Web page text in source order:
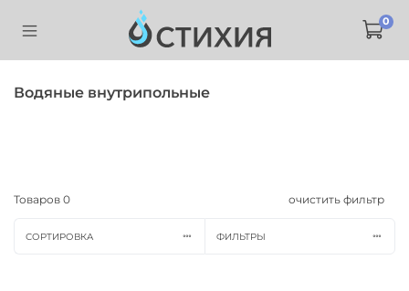
0
Водяные внутрипольные
Товаров 0 очистить фильтр
СОРТИРОВКА ФИЛЬТРЫ